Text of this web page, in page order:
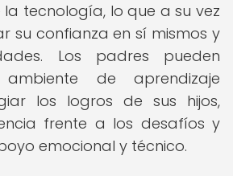
tecnología, lo que a su vez
su confianza en sí mismos y
Los padres pueden
de aprendizaje
los logros de sus hijos,
frente a los desafíos y
emocional y técnico.